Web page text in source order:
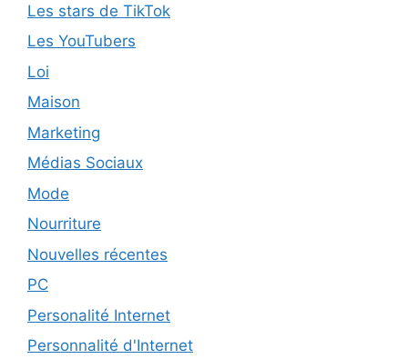
Les stars de TikTok
Les YouTubers
Loi
Maison
Marketing
Médias Sociaux
Mode
Nourriture
Nouvelles récentes
PC
Personalité Internet
Personnalité d'Internet